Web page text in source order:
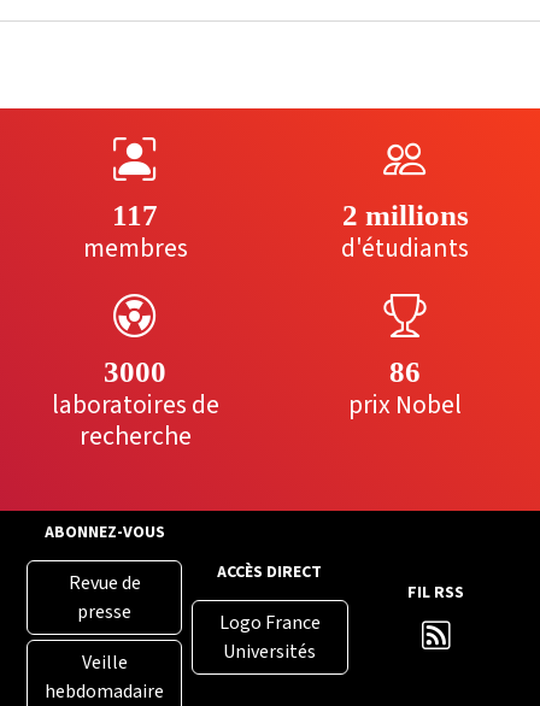
117
membres
2 millions
d'étudiants
3000
laboratoires de
recherche
86
prix Nobel
ABONNEZ-VOUS
Revue de
presse
Veille
hebdomadaire
ACCÈS DIRECT
Logo France
Universités
FIL RSS